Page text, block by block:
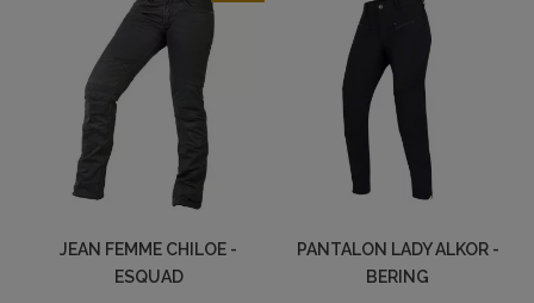
JEAN FEMME CHILOE -
ESQUAD
PANTALON LADY ALKOR -
BERING